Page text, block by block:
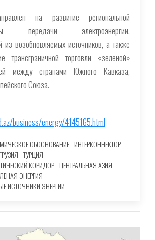
на развитие региональной
передачи электроэнергии,
из возобновляемых источников, а также
трансграничной торговли «зеленой»
между странами Южного Кавказа,
Союза.
business/energy/4145165.html
ОБОСНОВАНИЕ ИНТЕРКОННЕКТОР
ГРУЗИЯ ТУРЦИЯ
КОРИДОР ЦЕНТРАЛЬНАЯ АЗИЯ
ЭНЕРГИЯ
ИСТОЧНИКИ ЭНЕРГИИ